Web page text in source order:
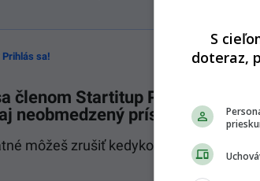
Prihlás sa!
členom Startitup PREMIUM
neobmedzený prístup.
môžeš zrušiť kedykoľvek.
S
doteraz,